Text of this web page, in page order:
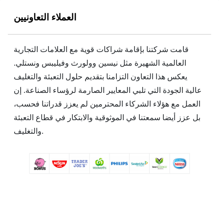
العملاء التعاونيين
قامت شركتنا بإقامة شراكات قوية مع العلامات التجارية
العالمية الشهيرة مثل نيسين وولورث وفيليبس ونستلي.
يعكس هذا التعاون التزامنا بتقديم حلول التعبئة والتغليف
عالية الجودة التي تلبي المعايير الصارمة لرؤساء الصناعة. إن
العمل مع هؤلاء الشركاء المحترمين لم يعزز قدراتنا فحسب،
بل عزز أيضا سمعتنا في الموثوقية والابتكار في قطاع التعبئة
والتغليف.